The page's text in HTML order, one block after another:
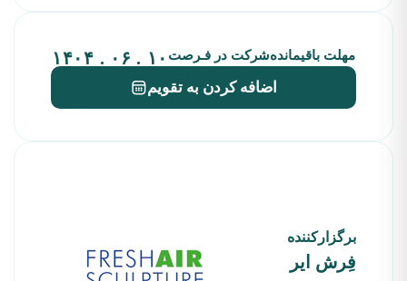
مهلت باقیمانده‌شرکت در فـرصت ۱۰ . ۰۶ . ۱۴۰۴
اضافه کردن به تقویم
برگزارکننده
فِرش ایر